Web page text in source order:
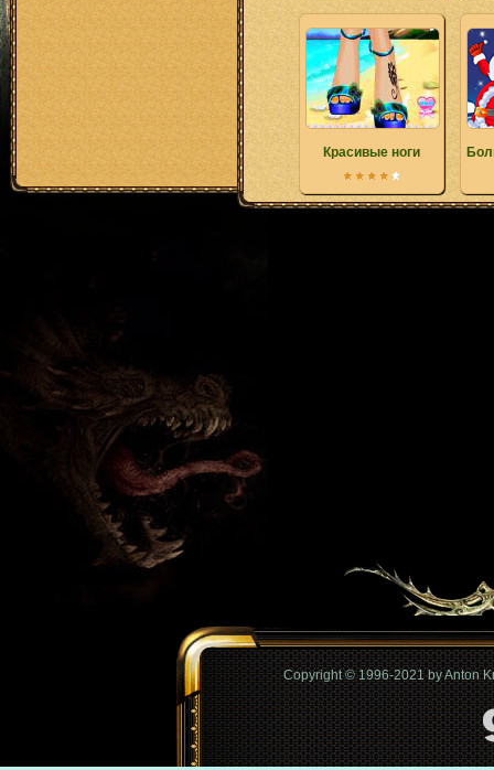
Красивые ноги
Copyright © 1996-2021 by Anton